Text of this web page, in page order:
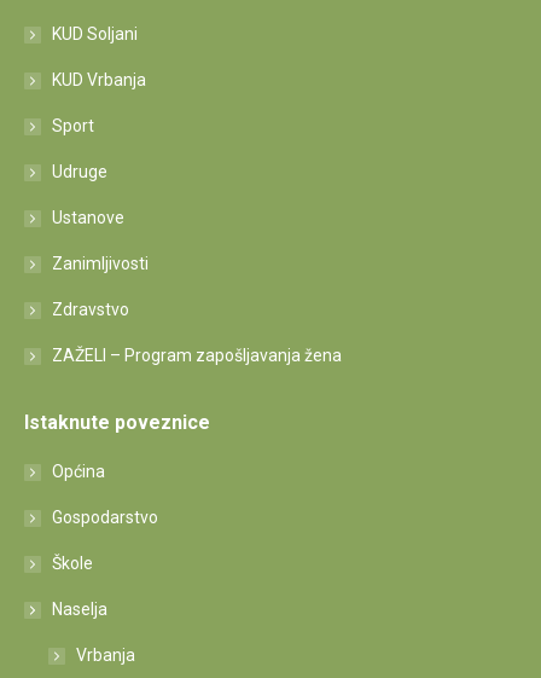
KUD Soljani
KUD Vrbanja
Sport
Udruge
Ustanove
Zanimljivosti
Zdravstvo
ZAŽELI – Program zapošljavanja žena
Istaknute poveznice
Općina
Gospodarstvo
Škole
Naselja
Vrbanja